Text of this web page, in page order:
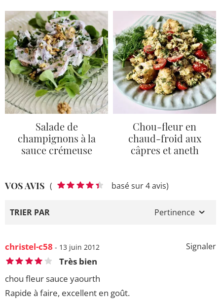
Salade de
champignons à la
sauce crémeuse
Chou-fleur en
chaud-froid aux
câpres et aneth
VOS AVIS ( basé sur 4 avis)
TRIER PAR Pertinence
Signaler
christel-c58 - 13 juin 2012
Très bien
chou fleur sauce yaourth
Rapide à faire, excellent en goût.